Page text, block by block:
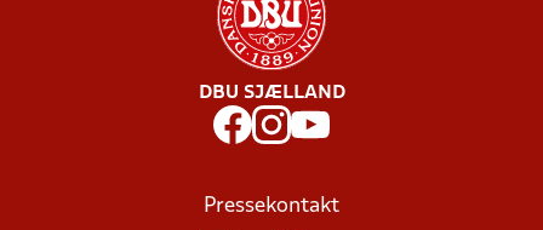
DBU SJÆLLAND
Pressekontakt